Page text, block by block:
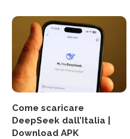
Come scaricare
DeepSeek dall’Italia |
Download APK